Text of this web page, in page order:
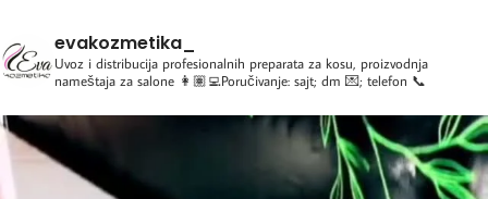
evakozmetika_
Uvoz i distribucija profesionalnih preparata za kosu, proizvodnja
nameštaja za salone 👩🏽‍💻Poručivanje: sajt; dm 💌; telefon 📞